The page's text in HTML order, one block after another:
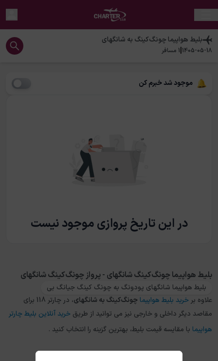
بلیط هواپیماچونگ‌کینگ به شانگهای
1405-05-18
|
1 مسافر
موجود شد خبرم کن
در این تاریخ پروازی موجود نیست
بلیط هواپیما چونگ‌کینگ شانگهای - پرواز چونگ‌کینگ شانگهای
بلیط هواپیما شانگهای پودونگ به چونگ کینگ جیانگ بی
علاوه بر خرید بلیط هواپیما چونگ‌کینگبهشانگهای
، در چارتر 118 برای
مقاصد دیگر داخلی و خارجی نیز می توانید از طریق خرید آنلاین بلیط چارتر
هواپیما با مقایسه قیمت بلیط، بهترین گزینه را انتخاب کنید .